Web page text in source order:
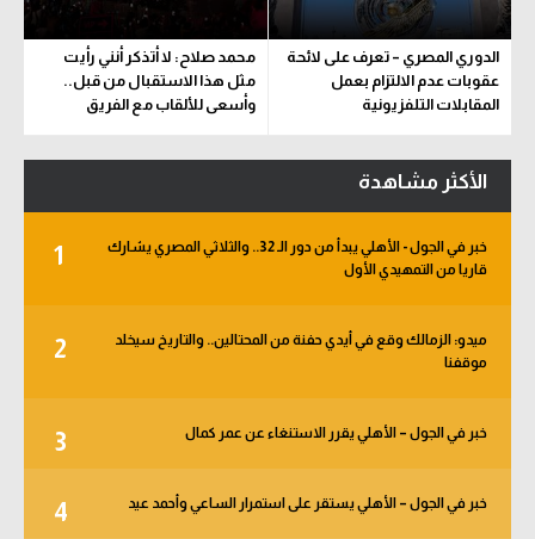
الدوري المصري – تعرف على لائحة
عقوبات عدم الالتزام بعمل
المقابلات التلفزيونية
محمد صلاح: لا أتذكر أنني رأيت
مثل هذا الاستقبال من قبل..
وأسعى للألقاب مع الفريق
الأكثر مشاهدة
1
خبر في الجول - الأهلي يبدأ من دور الـ 32.. والثلاثي المصري يشارك
قاريا من التمهيدي الأول
2
ميدو: الزمالك وقع في أيدي حفنة من المحتالين.. والتاريخ سيخلد
موقفنا
3 خبر في الجول – الأهلي يقرر الاستنغاء عن عمر كمال
4 خبر في الجول – الأهلي يستقر على استمرار الساعي وأحمد عيد